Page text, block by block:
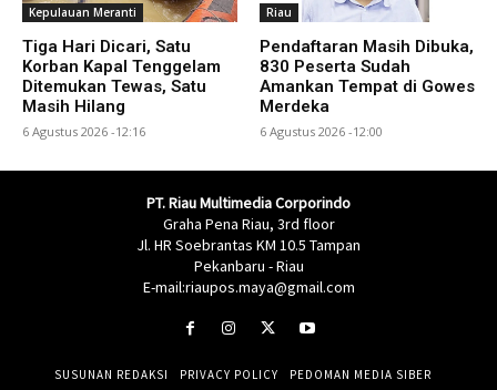
Kepulauan Meranti
Tiga Hari Dicari, Satu
Korban Kapal Tenggelam
Ditemukan Tewas, Satu
Masih Hilang
6 Agustus 2026 -12:16
Riau
Pendaftaran Masih Dibuka,
830 Peserta Sudah
Amankan Tempat di Gowes
Merdeka
6 Agustus 2026 -12:00
PT. Riau Multimedia Corporindo
Graha Pena Riau, 3rd floor
Jl. HR Soebrantas KM 10.5 Tampan
Pekanbaru - Riau
E-mail:riaupos.maya@gmail.com
SUSUNAN REDAKSI PRIVACY POLICY
PEDOMAN MEDIA SIBER